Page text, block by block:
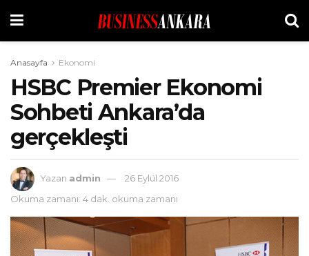
Anasayfa Ekonomi
HSBC Premier Ekonomi
Sohbeti Ankara’da
gerçekleşti
Yazan admin
26 Eylül 2016
Okuma zamanı: 4 dak. okuma zamanı